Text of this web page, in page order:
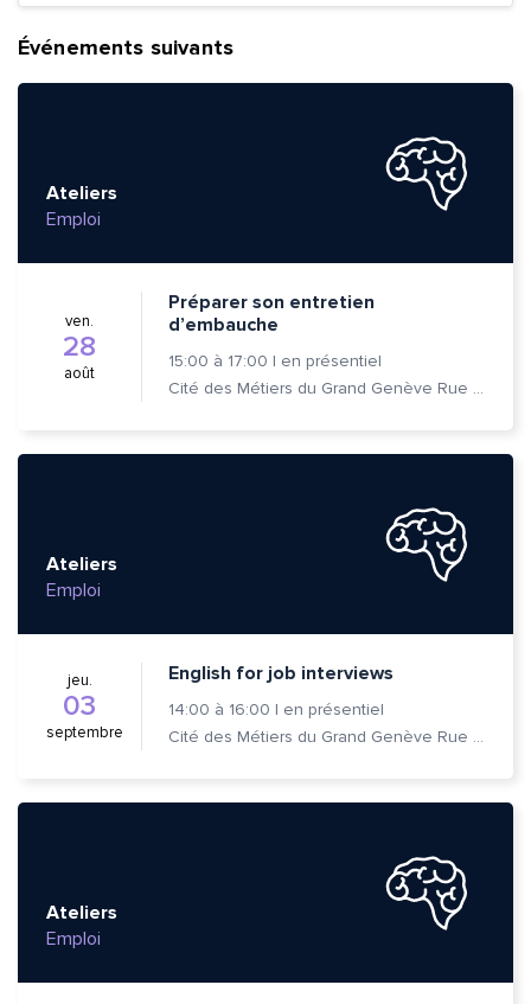
Événements suivants
Ateliers
Emploi
ven.
28
août
Préparer son entretien
d’embauche
15:00 à 17:00 | en présentiel
Cité des Métiers du Grand Genève Rue Prévost-Martin 6 1205 Genève
Ateliers
Emploi
jeu.
03
septembre
English for job interviews
14:00 à 16:00 | en présentiel
Cité des Métiers du Grand Genève Rue Prévost-Martin 6 1205 Genève
Ateliers
Emploi